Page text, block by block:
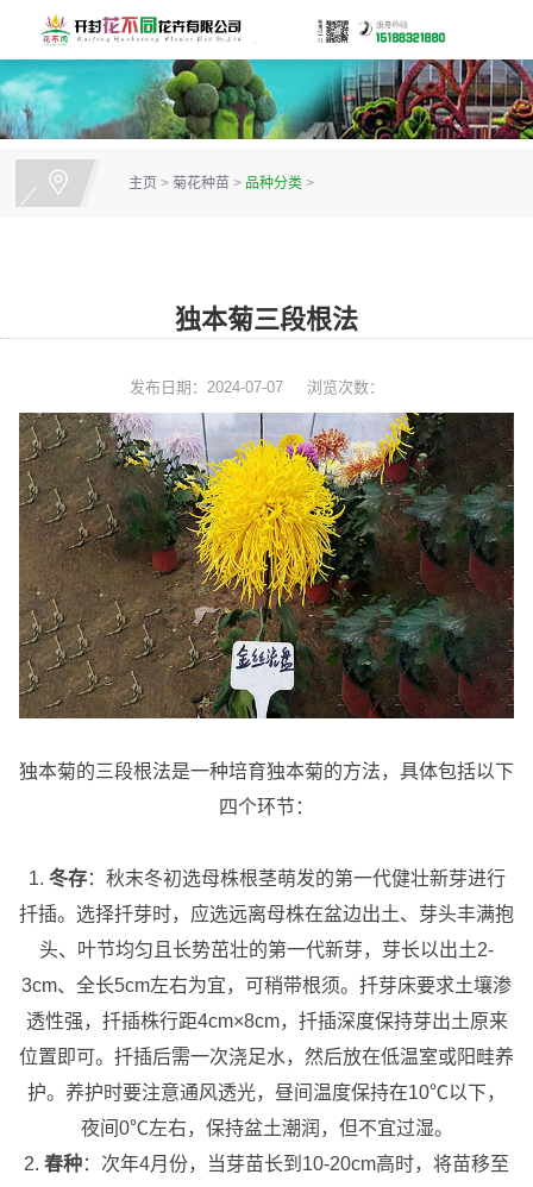
主页 > 菊花种苗 > 品种分类 >
独本菊三段根法
发布日期：2024-07-07 浏览次数：
独本菊的三段根法是一种培育独本菊的方法，具体包括以下
四个环节：
1. 冬存：秋末冬初选母株根茎萌发的第一代健壮新芽进行
扦插。选择扦芽时，应选远离母株在盆边出土、芽头丰满抱
头、叶节均匀且长势茁壮的第一代新芽，芽长以出土2-
3cm、全长5cm左右为宜，可稍带根须。扦芽床要求土壤渗
透性强，扦插株行距4cm×8cm，扦插深度保持芽出土原来
位置即可。扦插后需一次浇足水，然后放在低温室或阳畦养
护。养护时要注意通风透光，昼间温度保持在10℃以下，
夜间0℃左右，保持盆土潮润，但不宜过湿。
2. 春种：次年4月份，当芽苗长到10-20cm高时，将苗移至